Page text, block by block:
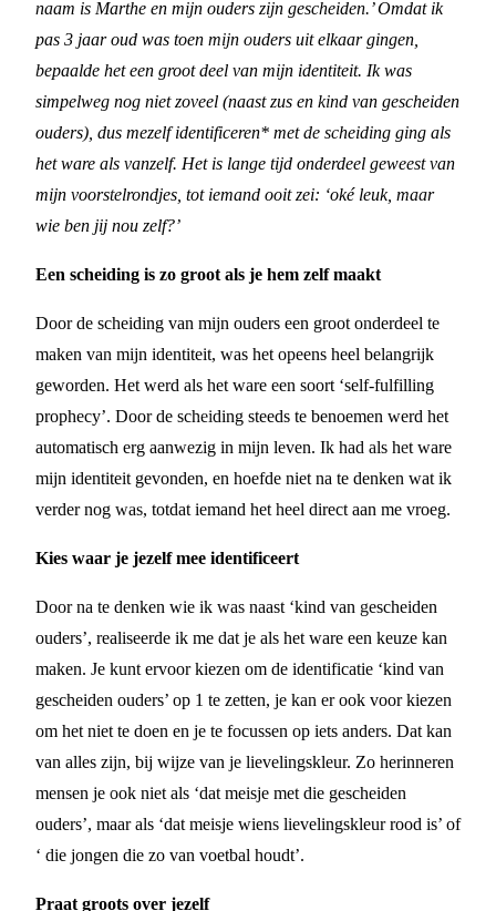
naam is Marthe en mijn ouders zijn gescheiden.’ Omdat ik
pas 3 jaar oud was toen mijn ouders uit elkaar gingen,
bepaalde het een groot deel van mijn identiteit. Ik was
simpelweg nog niet zoveel (naast zus en kind van gescheiden
ouders), dus mezelf identificeren* met de scheiding ging als
het ware als vanzelf. Het is lange tijd onderdeel geweest van
mijn voorstelrondjes, tot iemand ooit zei: ‘oké leuk, maar
wie ben jij nou zelf?’
Een scheiding is zo groot als je hem zelf maakt
Door de scheiding van mijn ouders een groot onderdeel te
maken van mijn identiteit, was het opeens heel belangrijk
geworden. Het werd als het ware een soort ‘self-fulfilling
prophecy’. Door de scheiding steeds te benoemen werd het
automatisch erg aanwezig in mijn leven. Ik had als het ware
mijn identiteit gevonden, en hoefde niet na te denken wat ik
verder nog was, totdat iemand het heel direct aan me vroeg.
Kies waar je jezelf mee identificeert
Door na te denken wie ik was naast ‘kind van gescheiden
ouders’, realiseerde ik me dat je als het ware een keuze kan
maken. Je kunt ervoor kiezen om de identificatie ‘kind van
gescheiden ouders’ op 1 te zetten, je kan er ook voor kiezen
om het niet te doen en je te focussen op iets anders. Dat kan
van alles zijn, bij wijze van je lievelingskleur. Zo herinneren
mensen je ook niet als ‘dat meisje met die gescheiden
ouders’, maar als ‘dat meisje wiens lievelingskleur rood is’ of
‘ die jongen die zo van voetbal houdt’.
Praat groots over jezelf